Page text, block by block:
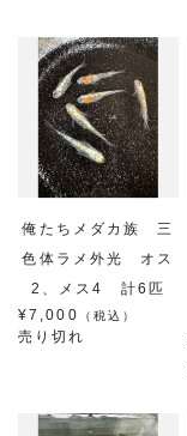
俺たちメダカ族 三
色体ラメ外光 オス
2、メス4 計6匹
¥7,000
（税込）
売り切れ